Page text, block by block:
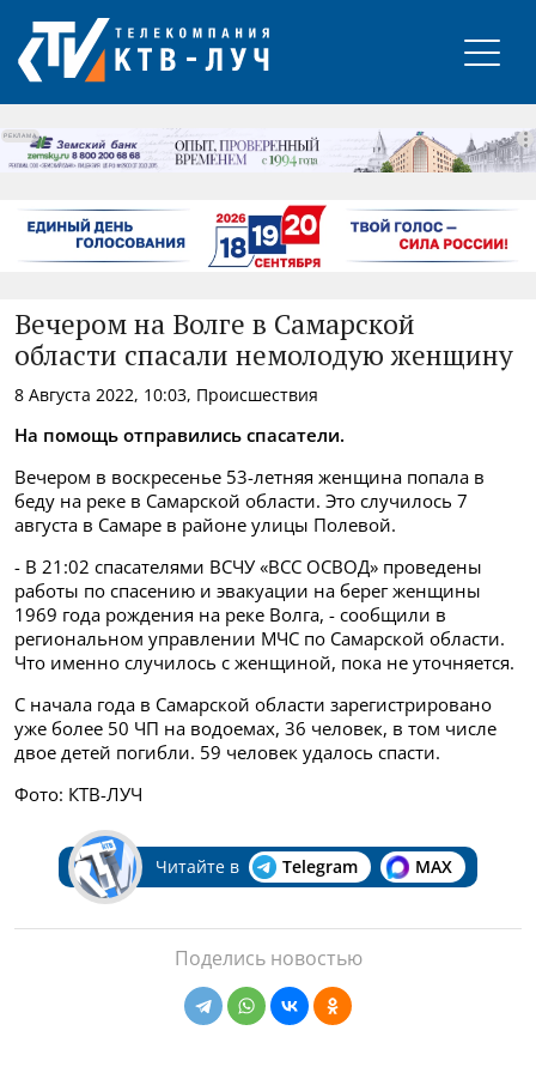
РЕКЛАМА
Вечером на Волге в Самарской
области спасали немолодую женщину
8 Августа 2022, 10:03, Происшествия
На помощь отправились спасатели.
Вечером в воскресенье 53-летняя женщина попала в
беду на реке в Самарской области. Это случилось 7
августа в Самаре в районе улицы Полевой.
- В 21:02 спасателями ВСЧУ «ВСС ОСВОД» проведены
работы по спасению и эвакуации на берег женщины
1969 года рождения на реке Волга, - сообщили в
региональном управлении МЧС по Самарской области.
Что именно случилось с женщиной, пока не уточняется.
С начала года в Самарской области зарегистрировано
уже более 50 ЧП на водоемах, 36 человек, в том числе
двое детей погибли. 59 человек удалось спасти.
Фото: КТВ-ЛУЧ
Читайте в Telegram MAX
Поделись новостью